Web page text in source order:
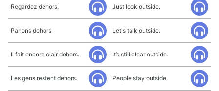
Regardez dehors. Just look outside.
Parlons dehors Let's talk outside.
Il fait encore clair dehors. It’s still clear outside.
Les gens restent dehors. People stay outside.